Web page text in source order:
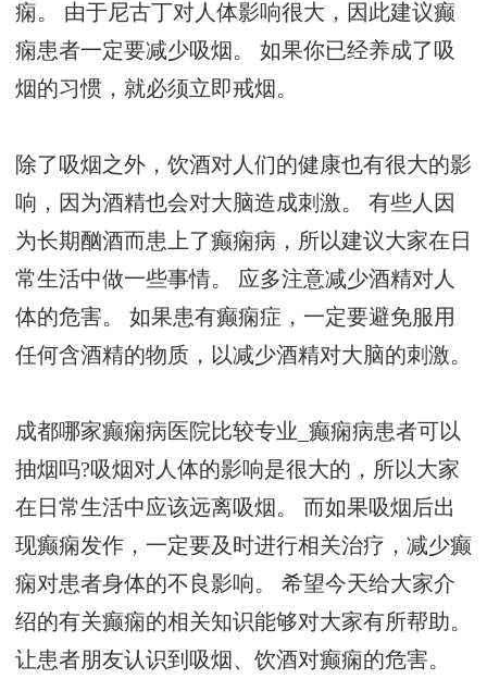
痫。 由于尼古丁对人体影响很大，因此建议癫
痫患者一定要减少吸烟。 如果你已经养成了吸
烟的习惯，就必须立即戒烟。
除了吸烟之外，饮酒对人们的健康也有很大的影
响，因为酒精也会对大脑造成刺激。 有些人因
为长期酗酒而患上了癫痫病，所以建议大家在日
常生活中做一些事情。 应多注意减少酒精对人
体的危害。 如果患有癫痫症，一定要避免服用
任何含酒精的物质，以减少酒精对大脑的刺激。
成都哪家癫痫病医院比较专业_癫痫病患者可以
抽烟吗?吸烟对人体的影响是很大的，所以大家
在日常生活中应该远离吸烟。 而如果吸烟后出
现癫痫发作，一定要及时进行相关治疗，减少癫
痫对患者身体的不良影响。 希望今天给大家介
绍的有关癫痫的相关知识能够对大家有所帮助。
让患者朋友认识到吸烟、饮酒对癫痫的危害。